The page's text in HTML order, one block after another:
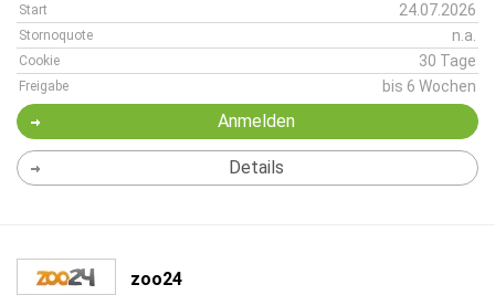
Start 24.07.2026
Stornoquote n.a.
Cookie 30 Tage
Freigabe bis 6 Wochen
Anmelden
Details
zoo24